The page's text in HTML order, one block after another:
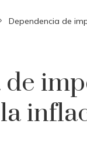
Dependencia de